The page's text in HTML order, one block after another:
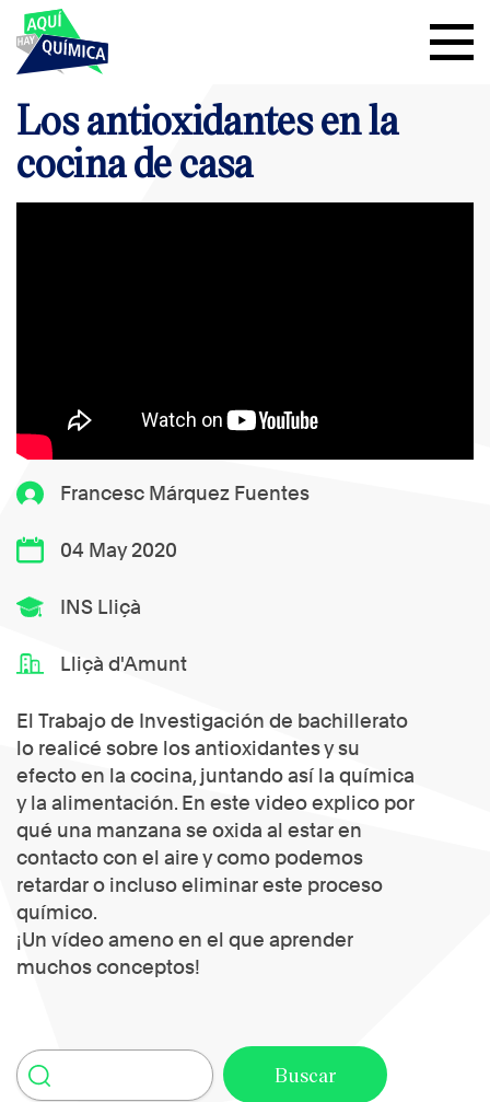
Francesc Márquez Fuentes
04 May 2020
INS Lliçà
Lliçà d'Amunt
El Trabajo de Investigación de bachillerato
lo realicé sobre los antioxidantes y su
efecto en la cocina, juntando así la química
y la alimentación. En este video explico por
qué una manzana se oxida al estar en
contacto con el aire y como podemos
retardar o incluso eliminar este proceso
químico.
¡Un vídeo ameno en el que aprender
muchos conceptos!
Los antioxidantes en la
cocina de casa